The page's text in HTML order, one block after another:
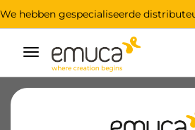
distributeurs.VIND DE DICHTSTBIJZIJNDE
Umschaltbare
Navigation